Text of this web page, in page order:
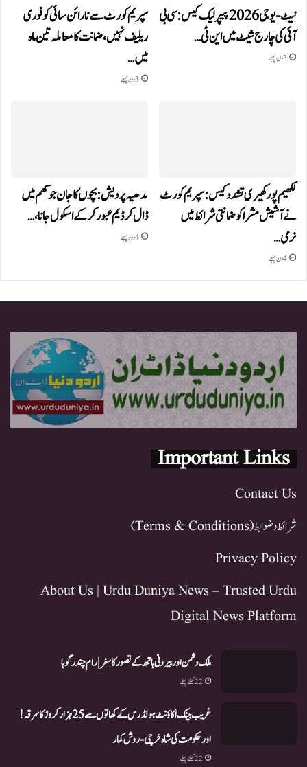
نیٹ-یو جی 2026 پیپر لیک کیس: سی بی
آئی کی چارج شیٹ میں این ٹی…
3 دن پہلے
سپریم کورٹ سے نارائن سائی کو فوری
ریلیف نہیں، ضمانت کا معاملہ تین ماہ
میں…
3 دن پہلے
لکھیم پور کھیری تشدد کیس: سپریم کورٹ
نے آشیش مشرا کو ضمانتی شرائط میں
نرمی…
4 دن پہلے
مدھیہ پردیش: بچوں کا جان جوکھم میں
ڈال کر ڈیم عبور کر کے اسکول جانا،…
4 دن پہلے
Important Links
Contact Us
شرائط و ضوابط (Terms & Conditions)
Privacy Policy
About Us | Urdu Duniya News – Trusted Urdu
Digital News Platform
ملک دشمن اور بیرونی ہاتھ کے تصور کا سفر | رام چندر گوہا
22 گھنٹے پہلے
غریب بینک اکاؤنٹ ہولڈرس کے کھاتوں سے 25 ہزار کروڑ کا سرقہ!
اور حکومت کی شاہ خرچی-روش کمار
22 گھنٹے پہلے